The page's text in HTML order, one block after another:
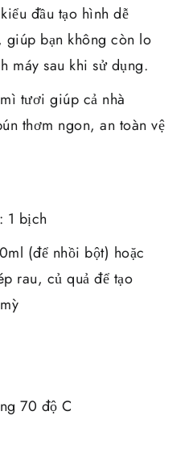
đầu tạo hình dễ
giúp bạn không còn lo
máy sau khi sử dụng.
tươi giúp cả nhà
thơm ngon, an toàn vệ
1 bịch
(để nhồi bột) hoặc
rau, củ quả để tạo
70 độ C